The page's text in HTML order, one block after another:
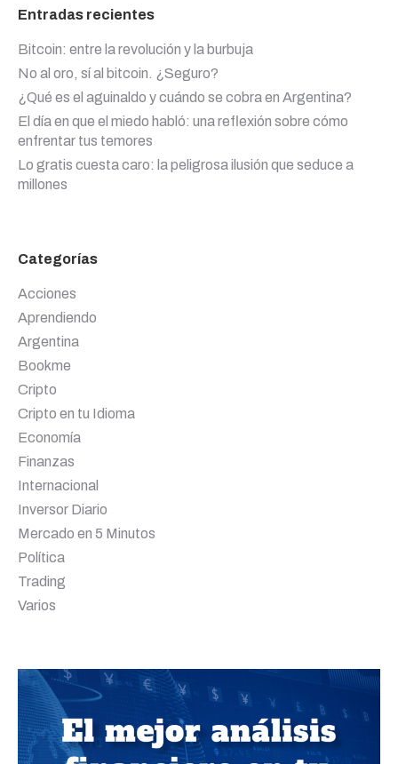
Entradas recientes
Bitcoin: entre la revolución y la burbuja
No al oro, sí al bitcoin. ¿Seguro?
¿Qué es el aguinaldo y cuándo se cobra en Argentina?
El día en que el miedo habló: una reflexión sobre cómo
enfrentar tus temores
Lo gratis cuesta caro: la peligrosa ilusión que seduce a
millones
Categorías
Acciones
Aprendiendo
Argentina
Bookme
Cripto
Cripto en tu Idioma
Economía
Finanzas
Internacional
Inversor Diario
Mercado en 5 Minutos
Política
Trading
Varios